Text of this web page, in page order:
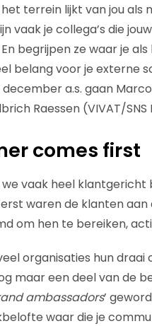
terrein lijkt van jou als
vaak je collega’s die
begrijpen ze waar je
belang voor je externe
december a.s. gaan
Raessen (VIVAT/
comes first
vaak heel klantgericht
waren de klanten
om hen te bereiken,
organisaties hun
maar een deel van de
ambassadors’
waar die je